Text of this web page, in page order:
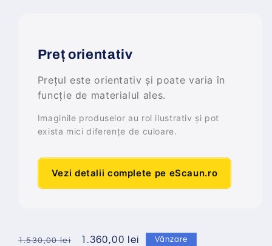
Preț orientativ
Prețul este orientativ și poate varia în
funcție de materialul ales.
Imaginile produselor au rol ilustrativ și pot
exista mici diferențe de culoare.
Vezi detalii complete pe eScaun.ro
Preț
1.530,00 lei
Preț
1.360,00 lei Vânzare